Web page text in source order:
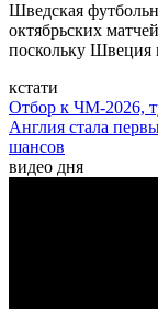
Шведская
октябрьских
поскольку Швеция
кстати
Отбор к ЧМ-2026,
Англия стала
шансов
видео дня